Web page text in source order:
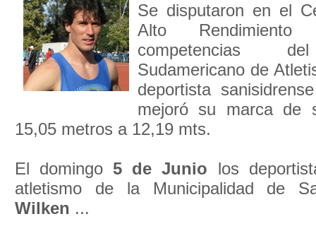
Se disputaron en el
Alto
competencias
Sudamericano de
deportista
mejoró su marca de
15,05 metros a 12,19 mts.
El domingo 5 de Junio los
atletismo de la Municipalidad de
Wilken ...